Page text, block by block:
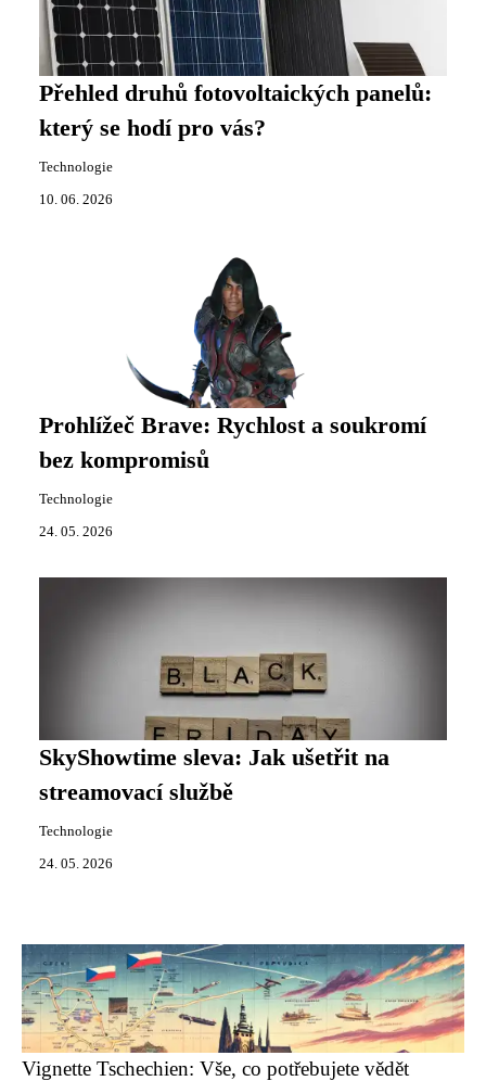
Přehled druhů fotovoltaických panelů:
který se hodí pro vás?
Technologie
10. 06. 2026
Prohlížeč Brave: Rychlost a soukromí
bez kompromisů
Technologie
24. 05. 2026
SkyShowtime sleva: Jak ušetřit na
streamovací službě
Technologie
24. 05. 2026
Vignette Tschechien: Vše, co potřebujete vědět